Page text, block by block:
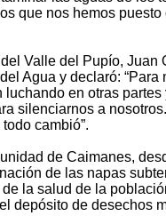
que nos hemos
Valle del Pupío, Juan
Agua y declaró: “Para
en otras
silenciarnos a
cambió”.
de Caimanes,
de las napas
la salud de la
depósito de desechos